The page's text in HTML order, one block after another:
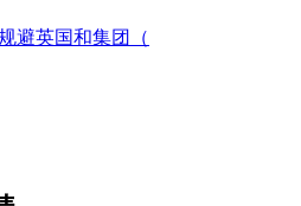
避英国和集团（